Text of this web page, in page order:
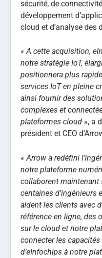
sécurité, de
développement
cloud et d’analyse des
«A cette acquisition,
notre stratégie IoT,
positionnera plus
services IoT en pleine
ainsi fournir des
complexes et
plateformes cloud », a
président et CEO
«Arrow a redéfini
notre plateforme
collaborent maintenant
centaines d’ingénieurs
aident les clients avec
référence en ligne, des
sur le cloud et notre
connecter les
d’eInfochips à notre